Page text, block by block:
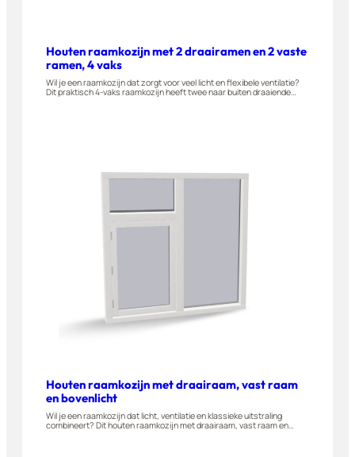
Houten raamkozijn met 2 draairamen en 2 vaste
ramen, 4 vaks
Wil je een raamkozijn dat zorgt voor veel licht en flexibele ventilatie?
Dit praktisch 4-vaks raamkozijn heeft twee naar buiten draaiende
Houten raamkozijn met draairaam, vast raam
en bovenlicht
Wil je een raamkozijn dat licht, ventilatie en klassieke uitstraling
combineert? Dit houten raamkozijn met draairaam, vast raam en